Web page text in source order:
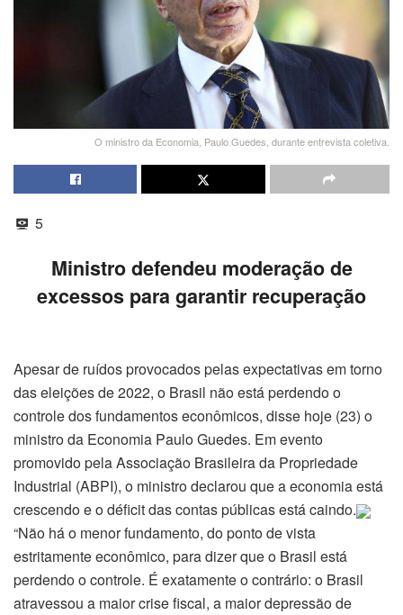
O ministro da Economia, Paulo Guedes, durante entrevista coletiva.
5
Ministro defendeu moderação de
excessos para garantir recuperação
Apesar de ruídos provocados pelas expectativas em torno
das eleições de 2022, o Brasil não está perdendo o
controle dos fundamentos econômicos, disse hoje (23) o
ministro da Economia Paulo Guedes. Em evento
promovido pela Associação Brasileira da Propriedade
Industrial (ABPI), o ministro declarou que a economia está
crescendo e o déficit das contas públicas está caindo.
“Não há o menor fundamento, do ponto de vista
estritamente econômico, para dizer que o Brasil está
perdendo o controle. É exatamente o contrário: o Brasil
atravessou a maior crise fiscal, a maior depressão de